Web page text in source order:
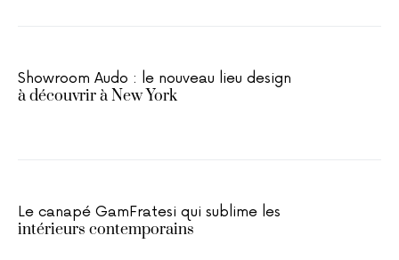
Showroom Audo : le nouveau lieu design
à découvrir à New York
Le canapé GamFratesi qui sublime les
intérieurs contemporains